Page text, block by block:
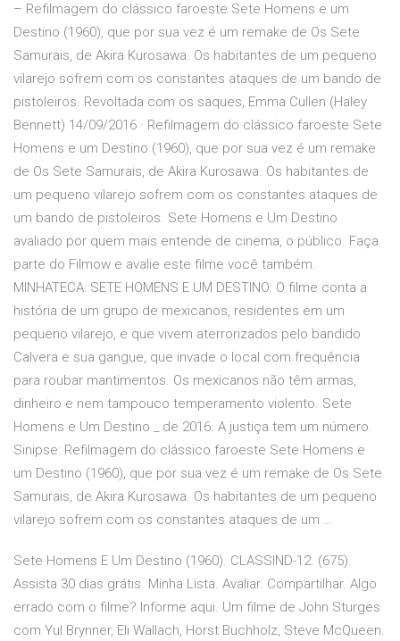
– Refilmagem do clássico faroeste Sete Homens e um
Destino (1960), que por sua vez é um remake de Os Sete
Samurais, de Akira Kurosawa. Os habitantes de um pequeno
vilarejo sofrem com os constantes ataques de um bando de
pistoleiros. Revoltada com os saques, Emma Cullen (Haley
Bennett) 14/09/2016 · Refilmagem do clássico faroeste Sete
Homens e um Destino (1960), que por sua vez é um remake
de Os Sete Samurais, de Akira Kurosawa. Os habitantes de
um pequeno vilarejo sofrem com os constantes ataques de
um bando de pistoleiros. Sete Homens e Um Destino
avaliado por quem mais entende de cinema, o público. Faça
parte do Filmow e avalie este filme você também.
MINHATECA: SETE HOMENS E UM DESTINO. O filme conta a
história de um grupo de mexicanos, residentes em um
pequeno vilarejo, e que vivem aterrorizados pelo bandido
Calvera e sua gangue, que invade o local com frequência
para roubar mantimentos. Os mexicanos não têm armas,
dinheiro e nem tampouco temperamento violento. Sete
Homens e Um Destino _ de 2016. A justiça tem um número.
Sinipse: Refilmagem do clássico faroeste Sete Homens e
um Destino (1960), que por sua vez é um remake de Os Sete
Samurais, de Akira Kurosawa. Os habitantes de um pequeno
vilarejo sofrem com os constantes ataques de um …
Sete Homens E Um Destino (1960). CLASSIND-12. (675).
Assista 30 dias grátis. Minha Lista. Avaliar. Compartilhar. Algo
errado com o filme? Informe aqui. Um filme de John Sturges
com Yul Brynner, Eli Wallach, Horst Buchholz, Steve McQueen.